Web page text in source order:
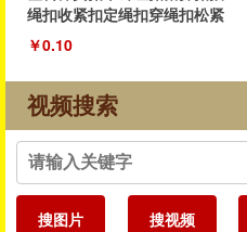
绳扣收紧扣定绳扣穿绳扣松紧
抽绳扣子
￥0.10
视频搜索
搜图片 搜视频